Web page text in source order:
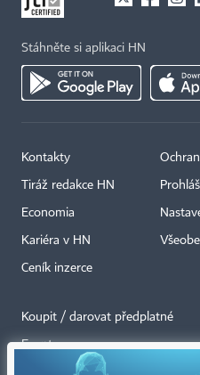
Stáhněte si aplikaci HN
Kontakty
Tiráž redakce HN
Economia
Kariéra v HN
Ceník inzerce
Koupit / darovat předplatné
Eventy